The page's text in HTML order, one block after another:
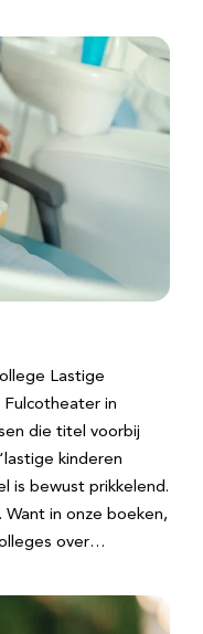
Lastige
Fulcotheater in
die titel voorbij
kinderen
is bewust prikkelend.
in onze boeken,
over…